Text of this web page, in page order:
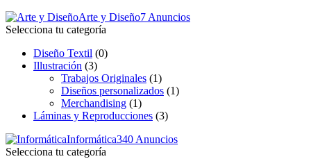
Arte y Diseño7 Anuncios
Selecciona tu categoría
Diseño Textil (0)
Illustración (3)
Trabajos Originales (1)
Diseños personalizados (1)
Merchandising (1)
Láminas y Reproducciones (3)
Informática340 Anuncios
Selecciona tu categoría